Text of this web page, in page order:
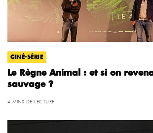
CINÉ-SÉRIE
Le Règne Animal : et si on
sauvage ?
4 MINS DE LECTURE